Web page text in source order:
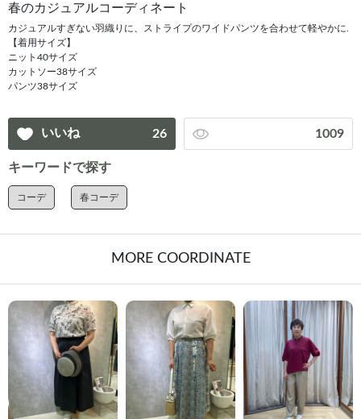
春のカジュアルコーディネート
カジュアルすぎない羽織りに、ストライプのワイドパンツを合わせて軽やかに.
【着用サイズ】
ニット40サイズ
カットソー38サイズ
パンツ38サイズ
いいね 26 1009
キーワードで探す
コーデ 春コーデ
MORE COORDINATE